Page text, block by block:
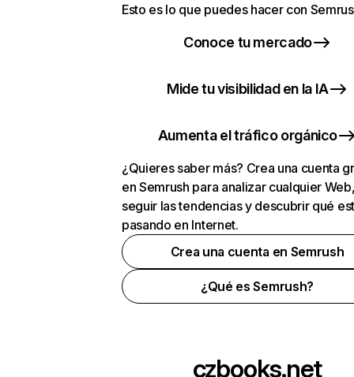
Esto es lo que puedes hacer con
Conoce tu mercado
Mide tu visibilidad en la IA
Aumenta el tráfico orgánico
¿Quieres saber más? Crea una cuenta
en Semrush para analizar cualquier
seguir las tendencias y descubrir qué
pasando en Internet.
Crea una cuenta en Semrush
¿Qué es Semrush?
czbooks.net